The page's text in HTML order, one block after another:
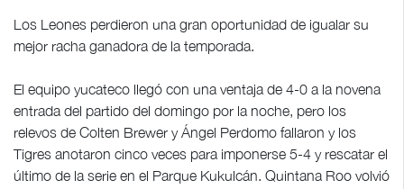
Los Leones perdieron una gran oportunidad de igualar su
mejor racha ganadora de la temporada.
El equipo yucateco llegó con una ventaja de 4-0 a la novena
entrada del partido del domingo por la noche, pero los
relevos de Colten Brewer y Ángel Perdomo fallaron y los
Tigres anotaron cinco veces para imponerse 5-4 y rescatar el
último de la serie en el Parque Kukulcán. Quintana Roo volvió